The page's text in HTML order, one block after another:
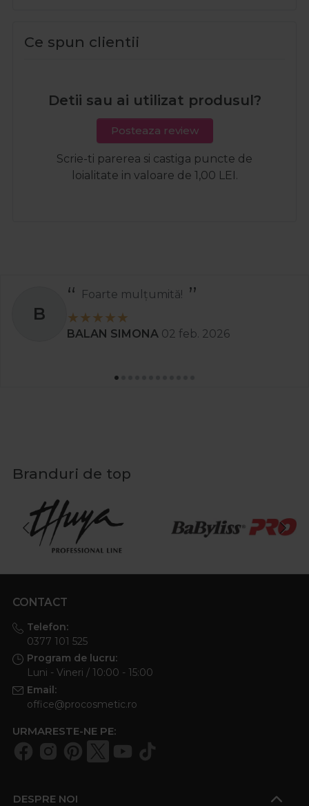
Ce spun clientii
Detii sau ai utilizat produsul?
Posteaza review
Scrie-ti parerea si castiga puncte de
loialitate in valoare de 1,00 LEI.
B
Foarte mulțumită!
BALAN SIMONA 02 feb. 2026
Branduri de top
CONTACT
Telefon:
0377 101 525
Program de lucru:
Luni - Vineri / 10:00 - 15:00
Email:
office@procosmetic.ro
URMARESTE-NE PE:
DESPRE NOI